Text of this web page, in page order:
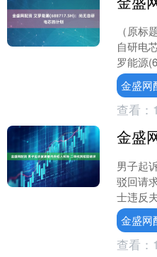
（原标
自研电
罗能源
示，公
金盛网
查看：
男子起
驳回请
士违反
擅自转
生向法
金盛网
查看：